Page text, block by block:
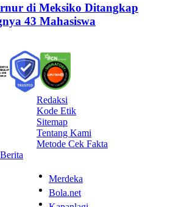
di Meksiko Ditangkap
43 Mahasiswa
Redaksi
Kode Etik
Sitemap
Tentang Kami
Metode Cek Fakta
Merdeka
Bola.net